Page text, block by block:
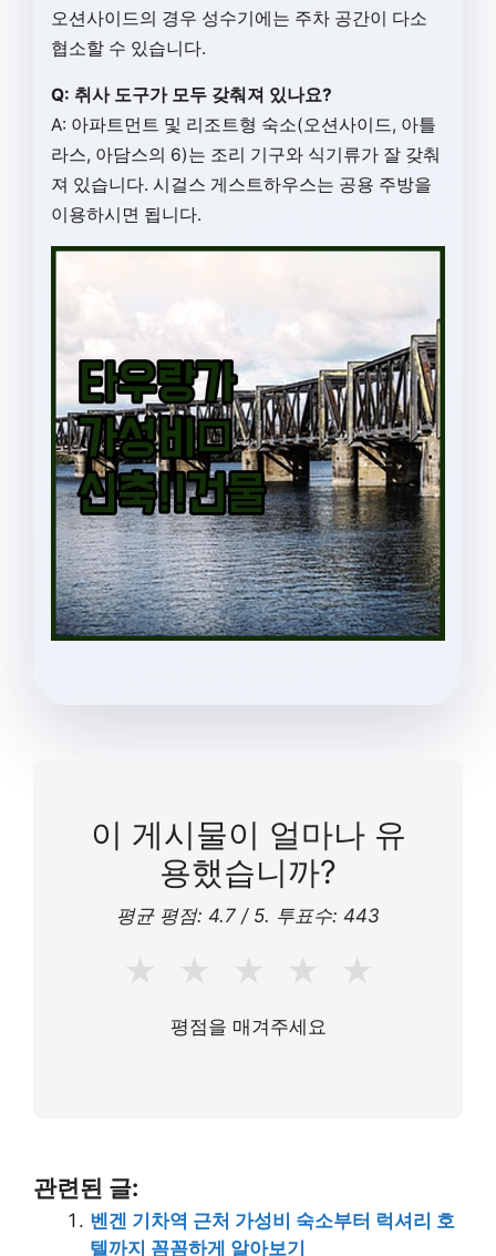
오션사이드의 경우 성수기에는 주차 공간이 다소
협소할 수 있습니다.
Q: 취사 도구가 모두 갖춰져 있나요?
A: 아파트먼트 및 리조트형 숙소(오션사이드, 아틀
라스, 아담스의 6)는 조리 기구와 식기류가 잘 갖춰
져 있습니다. 시걸스 게스트하우스는 공용 주방을
이용하시면 됩니다.
이 게시물이 얼마나 유
용했습니까?
평균 평점: 4.7 / 5. 투표수: 443
★ ★ ★ ★ ★
평점을 매겨주세요
관련된 글:
벤겐 기차역 근처 가성비 숙소부터 럭셔리 호
텔까지 꼼꼼하게 알아보기